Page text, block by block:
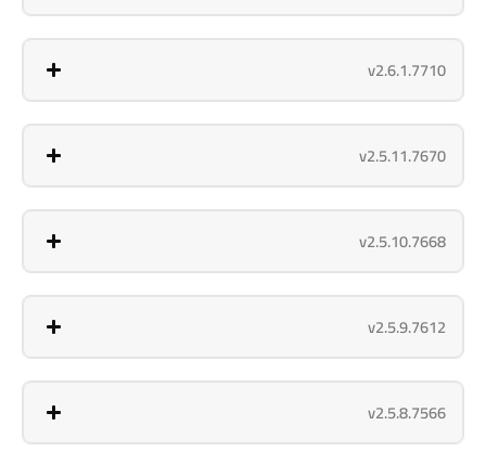
v2.6.1.7710
v2.5.11.7670
v2.5.10.7668
v2.5.9.7612
v2.5.8.7566